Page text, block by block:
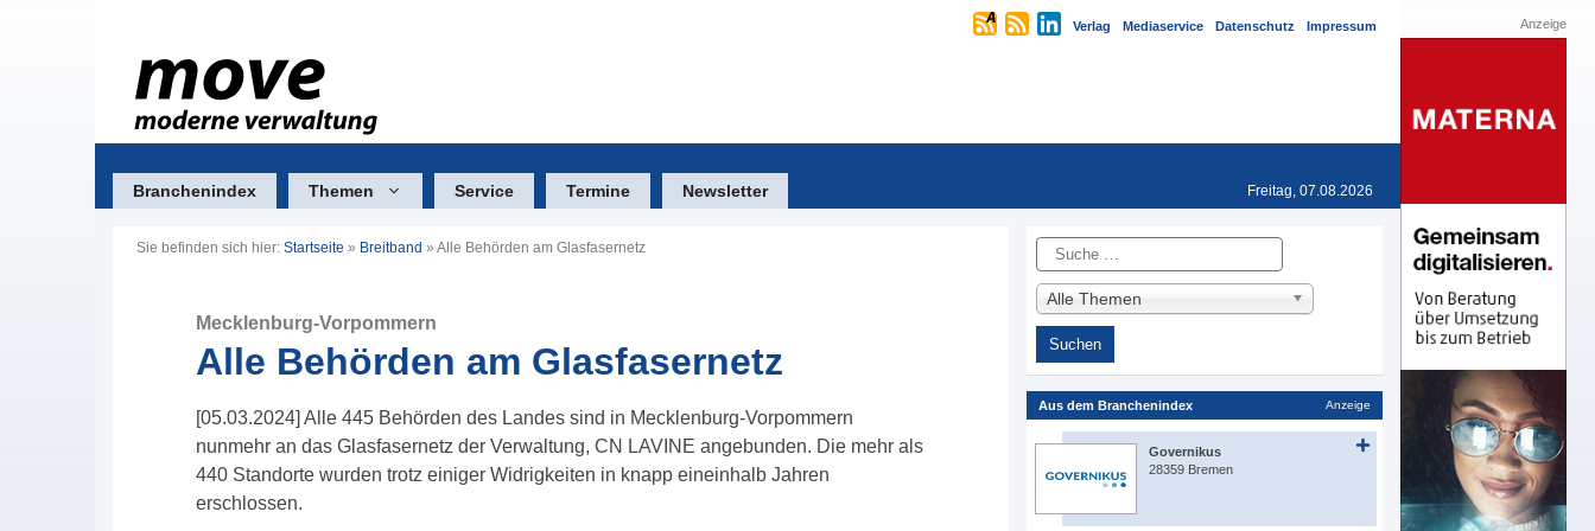
Verlag Mediaservice Datenschutz Impressum
Branchenindex Themen Service Termine Newsletter Freitag, 07.08.2026
Sie befinden sich hier: Startseite » Breitband » Alle Behörden am Glasfasernetz
Mecklenburg-Vorpommern
Alle Behörden am Glasfasernetz
[05.03.2024] Alle 445 Behörden des Landes sind in Mecklenburg-Vorpommern
nunmehr an das Glasfasernetz der Verwaltung, CN LAVINE angebunden. Die mehr als
440 Standorte wurden trotz einiger Widrigkeiten in knapp eineinhalb Jahren
erschlossen.
Suche
Alle Themen
Aus dem Branchenindex Anzeige
Governikus
28359 Bremen
Anzeige